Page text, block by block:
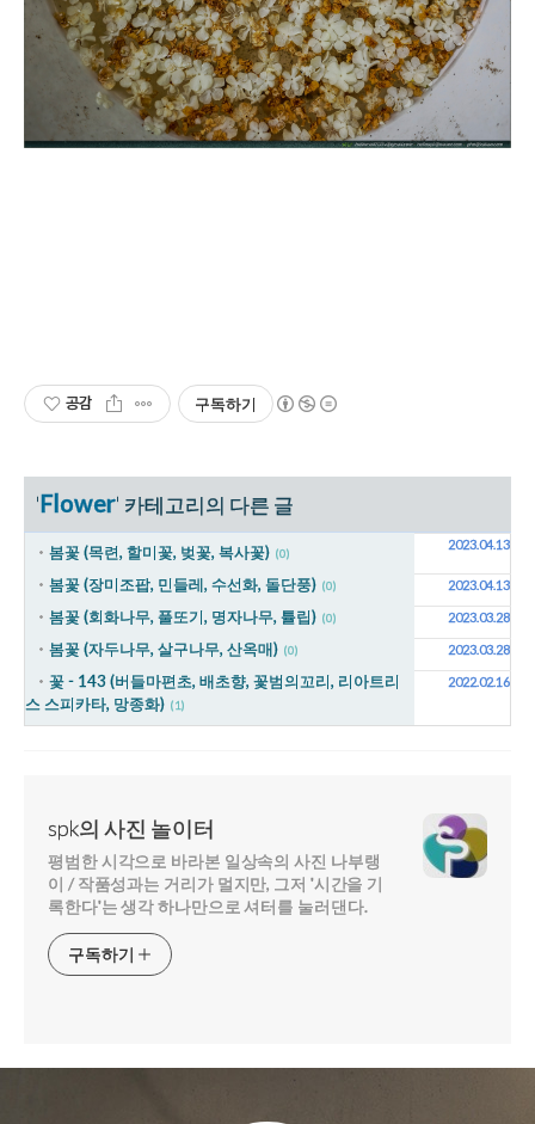
공감 구독하기
'Flower' 카테고리의 다른 글
봄꽃 (목련, 할미꽃, 벚꽃, 복사꽃) (0)
2023.04.13
봄꽃 (장미조팝, 민들레, 수선화, 돌단풍) (0) 2023.04.13
봄꽃 (회화나무, 풀또기, 명자나무, 튤립) (0) 2023.03.28
봄꽃 (자두나무, 살구나무, 산옥매) (0) 2023.03.28
꽃 - 143 (버들마편초, 배초향, 꽃범의꼬리, 리아트리
스 스피카타, 망종화) (1)
2022.02.16
spk의 사진 놀이터
평범한 시각으로 바라본 일상속의 사진 나부랭
이 / 작품성과는 거리가 멀지만, 그저 '시간을 기
록한다'는 생각 하나만으로 셔터를 눌러댄다.
구독하기